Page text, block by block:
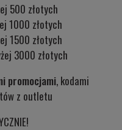
500 złotych
1000 złotych
1500 złotych
3000 złotych
promocjami, kodami
z outletu